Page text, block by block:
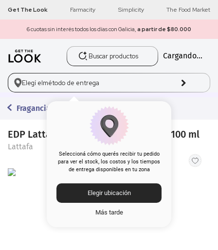
Get The Look Farmacity Simplicity The Food Market
6 cuotas sin interés todos los días con Galicia, a partir de $80.000
Buscar productos
Cargando...
Elegí elmétodo de entrega
Seleccioná cómo querés recibir tu pedido
para ver el stock, los costos y los tiempos
de entrega disponibles en tu zona
Elegir ubicación
Más tarde
Fragancias
EDP Lattafa Badee Al Oud Sublime x 100 ml
Lattafa
1 get the look
2 máscara pestañas
3.
5. corrector
6.